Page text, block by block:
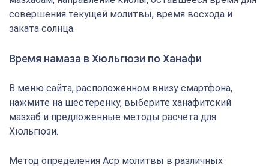
совершения текущей молитвы, время восхода и
заката солнца.
Время намаза в Хюльгюзи по Ханафи
В меню сайта, расположенном внизу смартфона,
нажмите на шестеренку, выберите ханафитский
мазхаб и предложенные методы расчета для
Хюльгюзи.
Метод определения Аср молитвы в различных